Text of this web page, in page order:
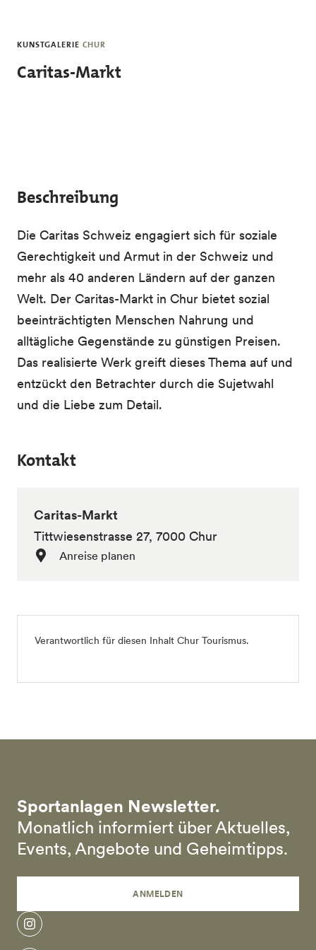
KUNSTGALERIE CHUR
Caritas-Markt
Beschreibung
Die Caritas Schweiz engagiert sich für soziale
Gerechtigkeit und Armut in der Schweiz und
mehr als 40 anderen Ländern auf der ganzen
Welt. Der Caritas-Markt in Chur bietet sozial
beeinträchtigten Menschen Nahrung und
alltägliche Gegenstände zu günstigen Preisen.
Das realisierte Werk greift dieses Thema auf und
entzückt den Betrachter durch die Sujetwahl
und die Liebe zum Detail.
Kontakt
Caritas-Markt
Tittwiesenstrasse 27, 7000 Chur
Anreise planen
Verantwortlich für diesen Inhalt Chur Tourismus.
Sportanlagen Newsletter.
Monatlich informiert über Aktuelles,
Events, Angebote und Geheimtipps.
ANMELDEN
instagram